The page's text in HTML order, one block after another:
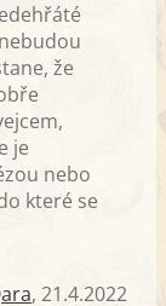
že
je
nebo
které se
, 21.4.2022